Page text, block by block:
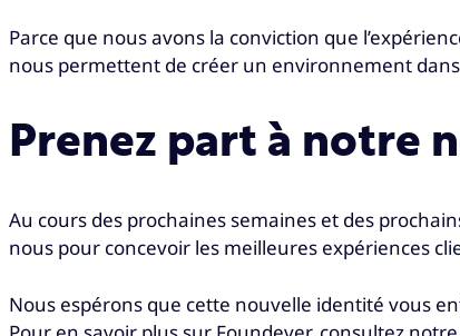
Parce que nous avons la conviction que
nous permettent de créer un environnement
Prenez part à notre
Au cours des prochaines semaines et des
nous pour concevoir les meilleures expériences
Nous espérons que cette nouvelle identité vous